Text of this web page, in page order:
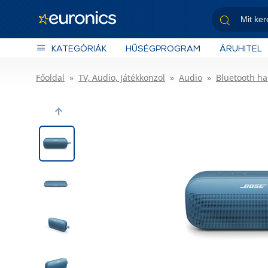
KATEGÓRIÁK HŰSÉGPROGRAM ÁRUHITEL
Főoldal TV, Audio, Játékkonzol Audio Bluetooth
Previous